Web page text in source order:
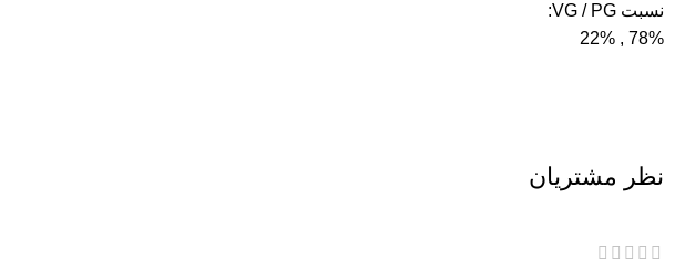
نسبت VG / PG:
78% , 22%
نظر مشتریان